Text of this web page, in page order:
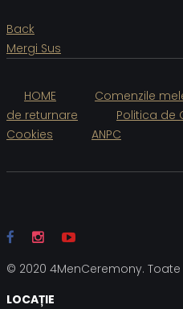
Back
Mergi Sus
HOME Comenzile
de returnare
Politica de
Cookies
ANPC
© 2020 4MenCeremony.
LOCAȚIE